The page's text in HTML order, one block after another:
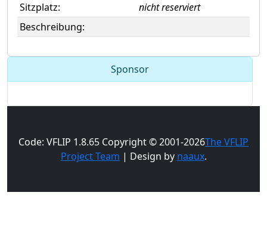
Sitzplatz:
nicht reserviert
Beschreibung:
Sponsor
Code: VFLIP 1.8.65 Copyright © 2001-2026The VFLIP
Project Team | Design by naaux.